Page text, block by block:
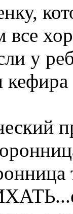
все
у